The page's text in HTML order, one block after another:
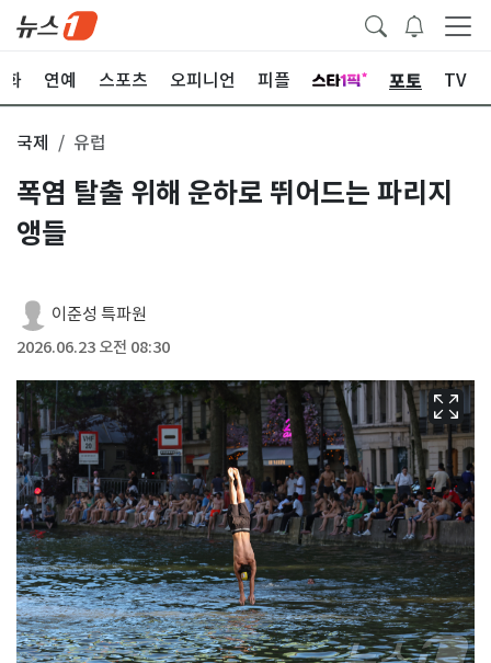
화 연예 스포츠 오피니언 피플 포토 TV
국제 유럽
폭염 탈출 위해 운하로 뛰어드는 파리지
앵들
이준성 특파원
2026.06.23 오전 08:30